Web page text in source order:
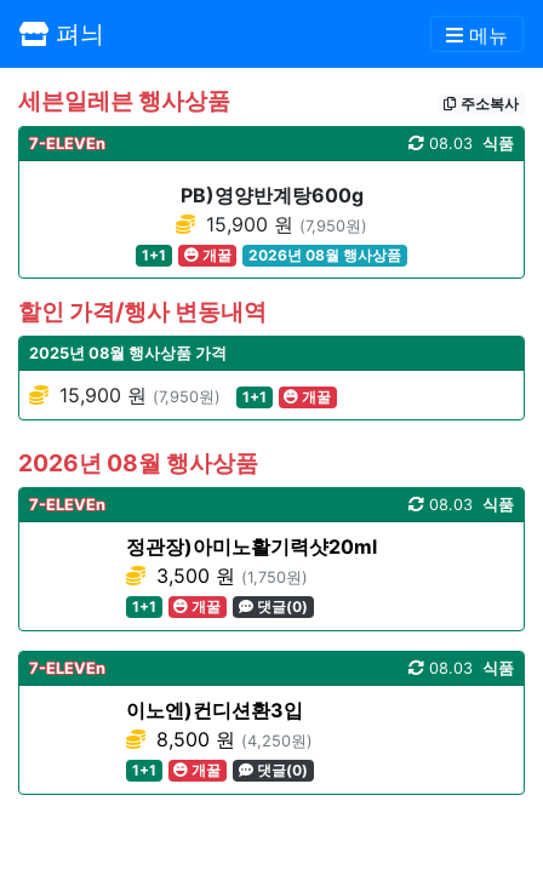
펴늬 메뉴
세븐일레븐 행사상품 주소복사
7-ELEVEn 식품
08.03
PB)영양반계탕600g
15,900 원 (7,950원)
1+1
개꿀 2026년 08월 행사상품
할인 가격/행사 변동내역
2025년 08월 행사상품 가격
15,900 원 (7,950원) 1+1 개꿀
2026년 08월 행사상품
7-ELEVEn 식품
08.03
정관장)아미노활기력샷20ml
3,500 원 (1,750원)
1+1
개꿀 댓글(0)
7-ELEVEn 식품
08.03
이노엔)컨디션환3입
8,500 원 (4,250원)
1+1
개꿀 댓글(0)